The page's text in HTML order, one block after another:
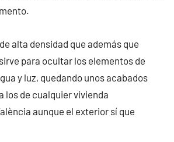
alta densidad que además que
para ocultar los elementos de
y luz, quedando unos acabados
los de cualquier vivienda
aunque el exterior sí que